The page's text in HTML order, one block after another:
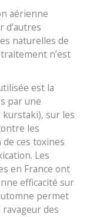
aérienne
d’autres
naturelles de
n’est
est la
par une
sur les
les
ces toxines
Les
en France ont
efficacité sur
permet
des